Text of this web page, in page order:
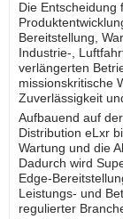
Die
Bereitstellung,
Industrie-,
verlängerten
missionskritische
Zuverlässigkeit
Aufbauend auf
Distribution eLxr
Wartung und die
Dadurch wird
Edge-
Leistungs- und
regulierter